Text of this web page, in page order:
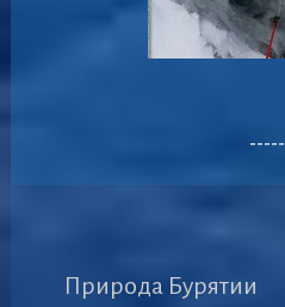
-----
Природа Бурятии